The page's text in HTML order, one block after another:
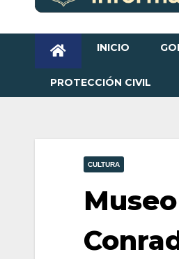
INICIO
PROTECCIÓN CIVIL
CULTURA